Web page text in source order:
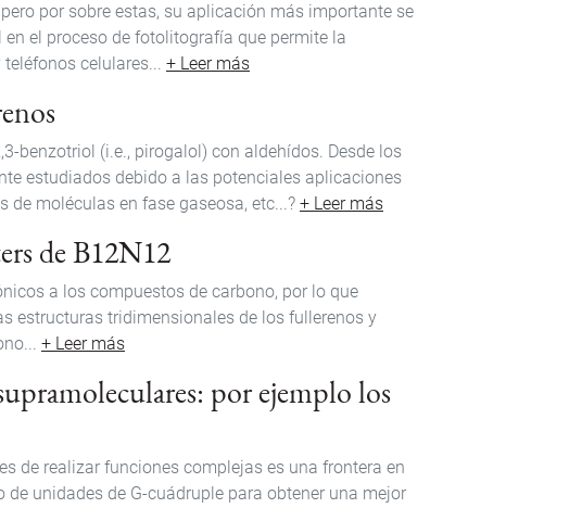
por sobre estas, su aplicación más importante se
el proceso de fotolitografía que permite la
celulares... + Leer más
benzotriol (i.e., pirogalol) con aldehídos. Desde los
estudiados debido a las potenciales aplicaciones
moléculas en fase gaseosa, etc...? + Leer más
de B12N12
a los compuestos de carbono, por lo que
estructuras tridimensionales de los fullerenos y
+ Leer más
por ejemplo los
de realizar funciones complejas es una frontera en
unidades de G-cuádruple para obtener una mejor